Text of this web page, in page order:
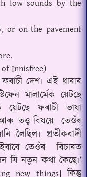
low sounds by the
or on the pavement
Innisfree)
দেশ৷ এই ধাৰাৰ
মালাৰ্মেক য়েটছে
ফৰাচী ভাষা
আৰু তত্ত্ব বিষয়ে তেওঁৰ
লৈছিল৷ প্ৰতীকবাদী
তেওঁৰ
বিচাৰত
যি নতুন কথা কৈছে৷’
new things]কিন্তু